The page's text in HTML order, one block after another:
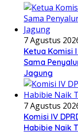
7 Agustus
Ketua Komisi
Sama
Jagung
7 Agustus
Komisi IV
Habibie Naik